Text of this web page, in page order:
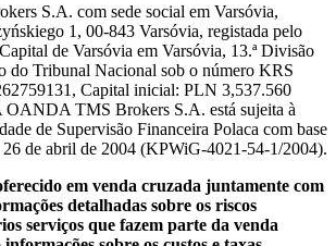
S.A. com sede social em Varsóvia,
1, 00-843 Varsóvia, registada pelo
de Varsóvia em Varsóvia, 13.ª Divisão
do Tribunal Nacional sob o número KRS
Capital inicial: PLN 3,537.560
OANDA TMS Brokers S.A. está sujeita à
de Supervisão Financeira Polaca com base
26 de abril de 2004 (KPWiG-4021-54-1/2004).
em venda cruzada juntamente com
detalhadas sobre os riscos
serviços que fazem parte da venda